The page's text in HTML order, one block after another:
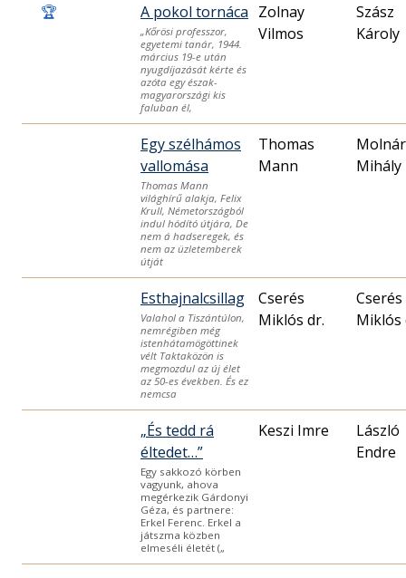
🏆 A pokol tornáca
„Kőrösi professzor,
egyetemi tanár, 1944.
március 19-e után
nyugdíjazását kérte és
azóta egy észak-
magyarországi kis
faluban él,
Zolnay
Vilmos
Szász
Károly
Egy szélhámos
vallomása
Thomas Mann
világhírű alakja, Felix
Krull, Németországból
indul hódító útjára, De
nem á hadseregek, és
nem az üzletemberek
útját
Thomas
Mann
Molnár
Mihály
Esthajnalcsillag
Valahol a Tiszántúlon,
nemrégiben még
istenhátamögöttinek
vélt Taktaközön is
megmozdul az új élet
az 50-es években. És ez
nemcsa
Cserés
Miklós dr.
Cserés
Miklós
„És tedd rá
éltedet…”
Egy sakkozó körben
vagyunk, ahova
megérkezik Gárdonyi
Géza, és partnere:
Erkel Ferenc. Erkel a
játszma közben
elmeséli életét („
Keszi Imre
László
Endre